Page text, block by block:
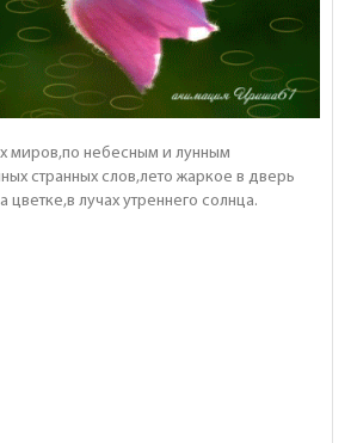
миров,по небесным и лунным
странных слов,лето жаркое в дверь
цветке,в лучах утреннего солнца.